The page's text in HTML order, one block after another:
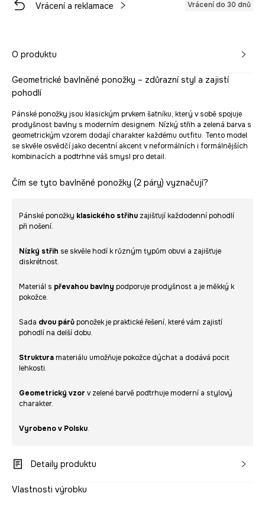
Vrácení a reklamace Vrácení do 30 dnů
O produktu
Geometrické bavlněné ponožky – zdůrazní styl a zajistí
pohodlí
Pánské ponožky jsou klasickým prvkem šatníku, který v sobě spojuje
prodyšnost bavlny s moderním designem. Nízký střih a zelená barva s
geometrickým vzorem dodají charakter každému outfitu. Tento model
se skvěle osvědčí jako decentní akcent v neformálních i formálnějších
kombinacích a podtrhne váš smysl pro detail.
Čím se tyto bavlněné ponožky (2 páry) vyznačují?
Pánské ponožky klasického střihu zajišťují každodenní pohodlí
při nošení.
Nízký střih se skvěle hodí k různým typům obuvi a zajišťuje
diskrétnost.
Materiál s převahou bavlny podporuje prodyšnost a je měkký k
pokožce.
Sada dvou párů ponožek je praktické řešení, které vám zajistí
pohodlí na delší dobu.
Struktura materiálu umožňuje pokožce dýchat a dodává pocit
lehkosti.
Geometrický vzor v zelené barvě podtrhuje moderní a stylový
charakter.
Vyrobeno v Polsku.
Detaily produktu
Vlastnosti výrobku